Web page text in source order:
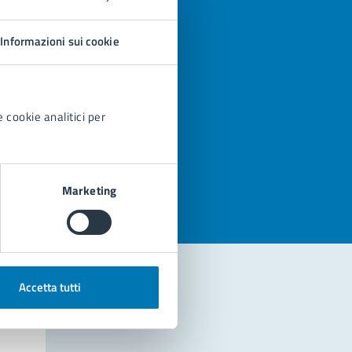
Informazioni sui cookie
cookie analitici per
Marketing
Accetta tutti